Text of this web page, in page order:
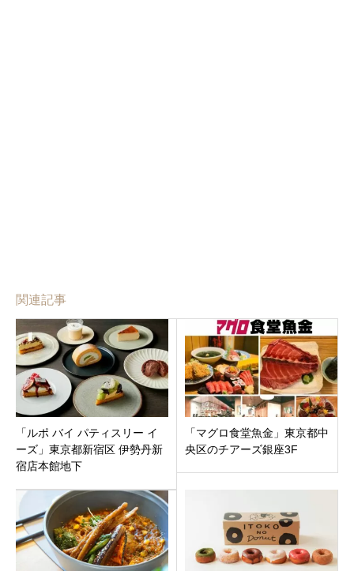
関連記事
「ルポ バイ パティスリー イ
ーズ」東京都新宿区 伊勢丹新
宿店本館地下
「マグロ食堂魚金」東京都中
央区のチアーズ銀座3F